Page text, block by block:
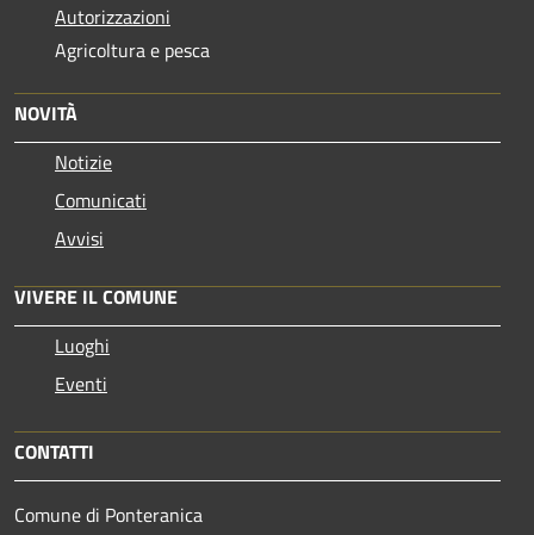
Autorizzazioni
Agricoltura e pesca
NOVITÀ
Notizie
Comunicati
Avvisi
VIVERE IL COMUNE
Luoghi
Eventi
CONTATTI
Comune di Ponteranica